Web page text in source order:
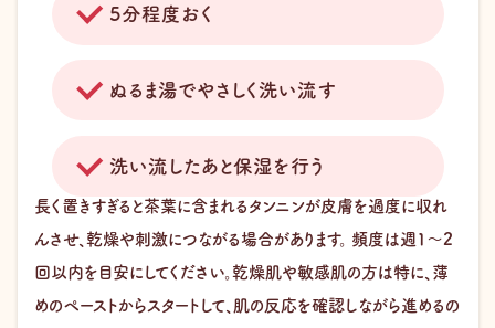
5分程度おく
ぬるま湯でやさしく洗い流す
洗い流したあと保湿を行う
長く置きすぎると茶葉に含まれるタンニンが皮膚を過度に収れ
んさせ、乾燥や刺激につながる場合があります。 頻度は週1〜2
回以内を目安にしてください。乾燥肌や敏感肌の方は特に、薄
めのペーストからスタートして、肌の反応を確認しながら進めるの